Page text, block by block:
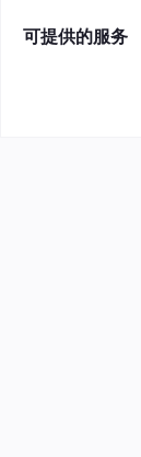
可提供的服务